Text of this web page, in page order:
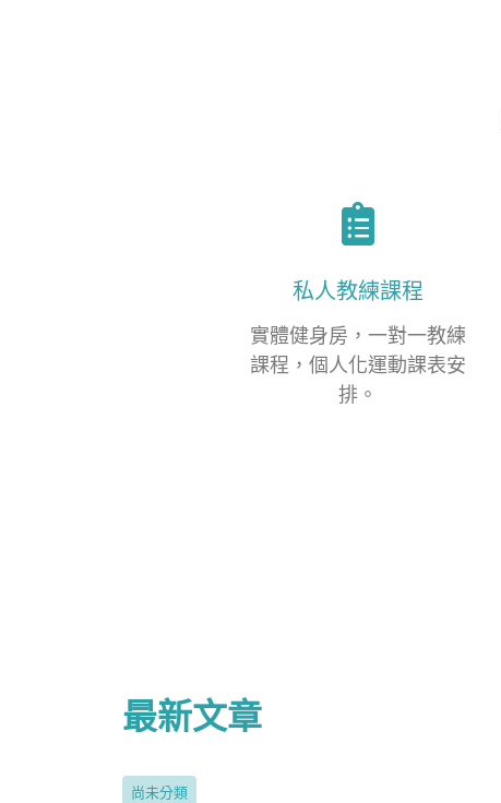
私人教練課程
實體健身房，一對一教練
課程，個人化運動課表安
排。
最新文章
尚未分類